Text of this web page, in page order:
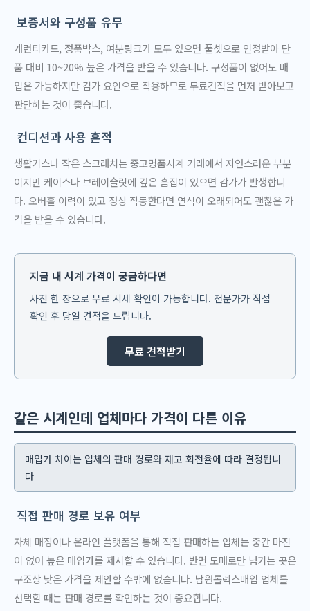
보증서와 구성품 유무
개런티카드, 정품박스, 여분링크가 모두 있으면 풀셋으로 인정받아 단
품 대비 10~20% 높은 가격을 받을 수 있습니다. 구성품이 없어도 매
입은 가능하지만 감가 요인으로 작용하므로 무료견적을 먼저 받아보고
판단하는 것이 좋습니다.
컨디션과 사용 흔적
생활기스나 작은 스크래치는 중고명품시계 거래에서 자연스러운 부분
이지만 케이스나 브레이슬릿에 깊은 흠집이 있으면 감가가 발생합니
다. 오버홀 이력이 있고 정상 작동한다면 연식이 오래되어도 괜찮은 가
격을 받을 수 있습니다.
지금 내 시계 가격이 궁금하다면
사진 한 장으로 무료 시세 확인이 가능합니다. 전문가가 직접
확인 후 당일 견적을 드립니다.
무료 견적받기
같은 시계인데 업체마다 가격이 다른 이유
매입가 차이는 업체의 판매 경로와 재고 회전율에 따라 결정됩니
다
직접 판매 경로 보유 여부
자체 매장이나 온라인 플랫폼을 통해 직접 판매하는 업체는 중간 마진
이 없어 높은 매입가를 제시할 수 있습니다. 반면 도매로만 넘기는 곳은
구조상 낮은 가격을 제안할 수밖에 없습니다. 남원롤렉스매입 업체를
선택할 때는 판매 경로를 확인하는 것이 중요합니다.